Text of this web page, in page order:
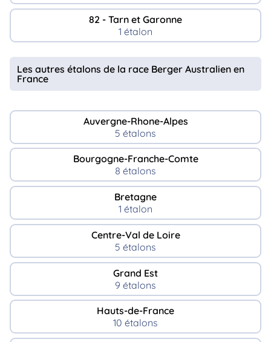
82 - Tarn et Garonne
1 étalon
Les autres étalons de la race Berger Australien en
France
Auvergne-Rhone-Alpes
5 étalons
Bourgogne-Franche-Comte
8 étalons
Bretagne
1 étalon
Centre-Val de Loire
5 étalons
Grand Est
9 étalons
Hauts-de-France
10 étalons